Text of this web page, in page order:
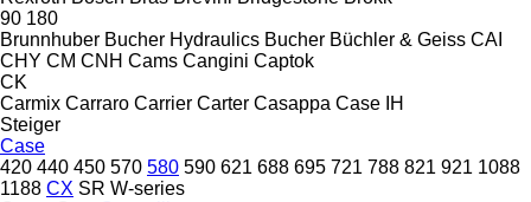
90 180
Brunnhuber Bucher Hydraulics Bucher Büchler & Geiss CAI
CHY CM CNH Cams Cangini Captok
CK
Carmix Carraro Carrier Carter Casappa Case IH
Steiger
Case
420 440 450 570 580 590 621 688 695 721 788 821 921 1088
1188 CX SR W-series